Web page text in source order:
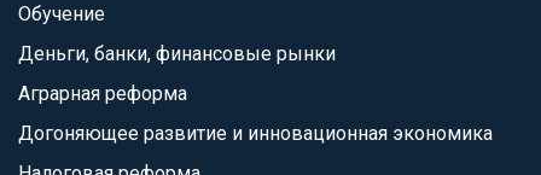
Обучение
Деньги, банки, финансовые рынки
Аграрная реформа
Догоняющее развитие и инновационная экономика